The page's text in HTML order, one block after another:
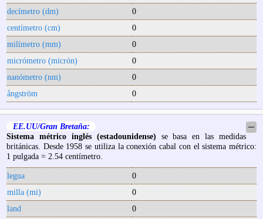
decímetro (dm)
0
centímetro (cm)
0
milímetro (mm)
0
micrómetro (micrón)
0
nanómetro (nm)
0
ångström
0
EE.UU/Gran Bretaña:
─
Sistema métrico inglés (estadounidense) se basa en las medidas
británicas. Desde 1958 se utiliza la conexión cabal con el sistema métrico:
1 pulgada = 2.54 centímetro.
legua
0
milla (mi)
0
land
0